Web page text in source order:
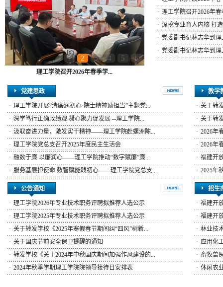
1 2 3 4 5 6
理工学院召开2026年春季学...
· 理工学院召开2026年
· 深挖专业育人内核 打
· 党委副书记林志华到
· 党委副书记林志华到
党建思政
· 理工学院开展“清廉润初心·院士精神励担当”主题党...
· 深学笃行正确政绩观 凝心聚力促发展 --理工学院...
· 汲取奋进力量，激发实干精神——理工学院赴螺洲陈...
· 理工学院党总支召开2025年度民主生活会
· 融数于廉 以廉润心——理工学院推动“数字赋廉”廉...
· 服务基层担使命 数智赋能践初心——理工学院党总支...
公告通知
· 理工学院2026年专业技术职务评聘拟推荐人选公示
· 理工学院2025年专业技术职务评聘拟推荐人选公示
· 关于转发学校《2025年寒假春节期间纠“四风”树新...
· 关于国庆节前安全保卫提醒的通知
· 转发学校《关于2024年中秋国庆期间加强作风建设的...
· 2024年秋季学期理工学院院领导接待日安排表
教学
· 关于转
· 关于转
· 2026年
· 2026年
· 福建开
· 2025年
招生
· 福建开
· 福建开
· 林业技
· 应用化
· 畜牧兽
· 休闲农